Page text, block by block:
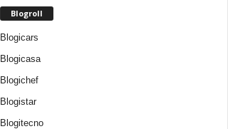
Blogroll
Blogicars
Blogicasa
Blogichef
Blogistar
Blogitecno